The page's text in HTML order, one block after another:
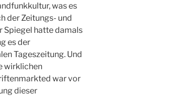
was es
der Zeitungs- und
Spiegel hatte damals
es der
Tageszeitung. Und
wirklichen
war vor
dieser